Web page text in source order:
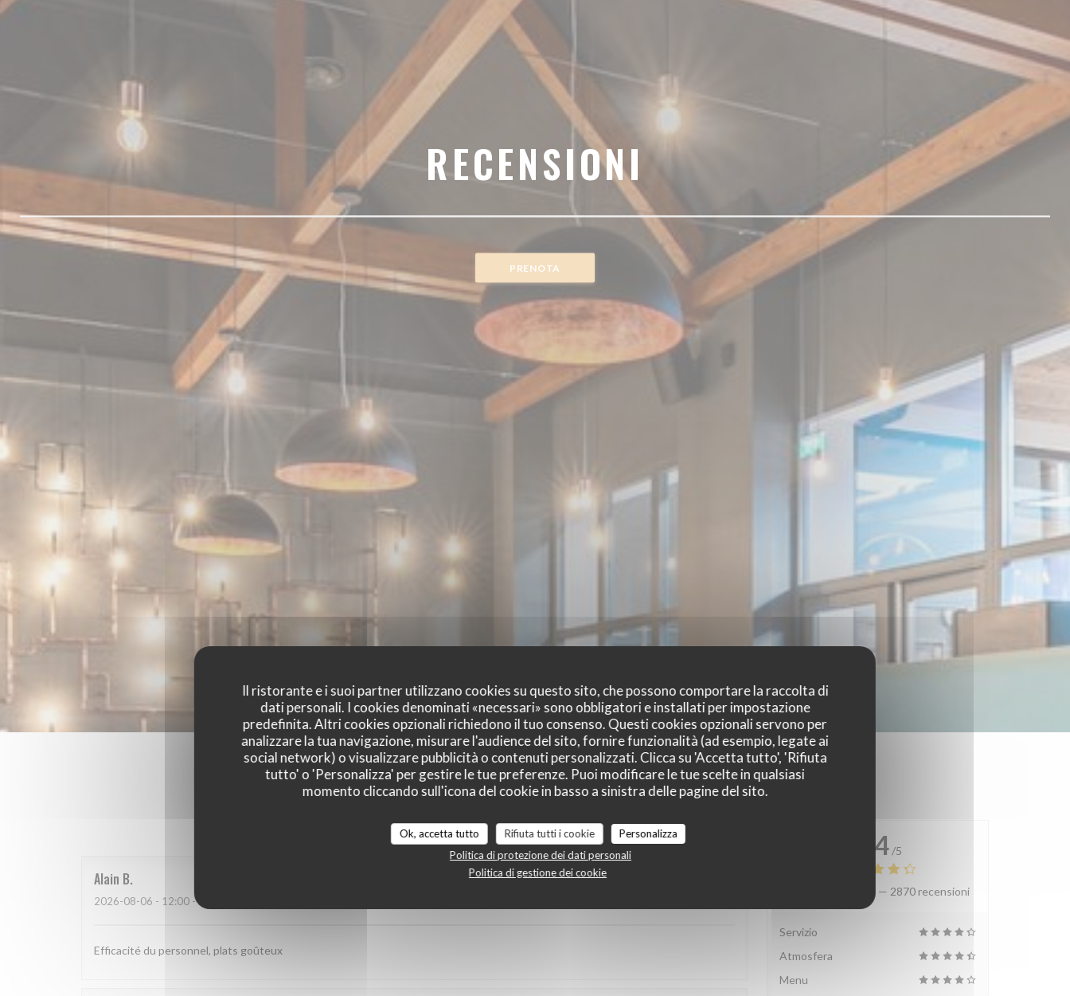
Il ristorante e i suoi partner utilizzano cookies su questo sito, che possono comportare la raccolta di
dati personali. I cookies denominati «necessari» sono obbligatori e installati per impostazione
predefinita. Altri cookies opzionali richiedono il tuo consenso. Questi cookies opzionali servono per
analizzare la tua navigazione, misurare l'audience del sito, fornire funzionalità (ad esempio, legate ai
social network) o visualizzare pubblicità o contenuti personalizzati. Clicca su 'Accetta tutto', 'Rifiuta
tutto' o 'Personalizza' per gestire le tue preferenze. Puoi modificare le tue scelte in qualsiasi
momento cliccando sull'icona del cookie in basso a sinistra delle pagine del sito.
Ok, accetta tutto Rifiuta tutti i cookie
Personalizza
Politica di protezione dei dati personali
Politica di gestione dei cookie
RECENSIONI
PRENOTA
I pareri dei nostri clienti
Alain B
2026-08-06 - 12:00 - Ospiti 2
Efficacité du personnel, plats goûteux
4.4 /5
Valutazione media — 2870 recensioni
Servizio
Atmosfera
Menu